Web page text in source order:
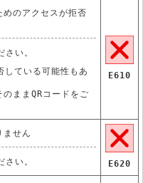
めのアクセスが拒否
い。
している可能性もあ
ままQRコードをご
E610
ません
い。 E620